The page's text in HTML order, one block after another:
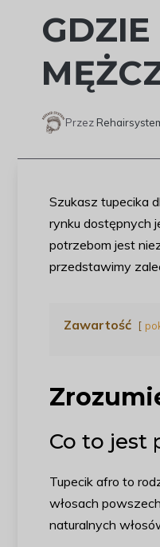
Przez
Szukasz tupecika
rynku dostępnych
potrzebom jest
przedstawimy
Zawartość
Co to jest
Tupecik afro to
włosach
naturalnych